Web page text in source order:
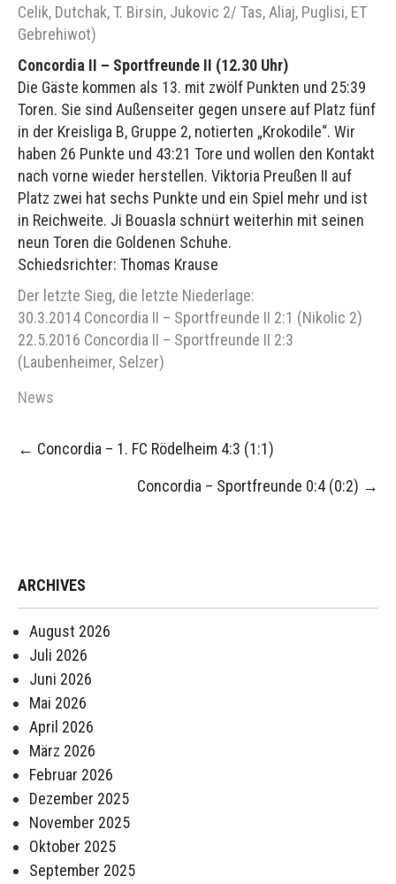
Celik, Dutchak, T. Birsin, Jukovic 2/ Tas, Aliaj, Puglisi, ET
Gebrehiwot)
Concordia II – Sportfreunde II (12.30 Uhr)
Die Gäste kommen als 13. mit zwölf Punkten und 25:39
Toren. Sie sind Außenseiter gegen unsere auf Platz fünf
in der Kreisliga B, Gruppe 2, notierten „Krokodile“. Wir
haben 26 Punkte und 43:21 Tore und wollen den Kontakt
nach vorne wieder herstellen. Viktoria Preußen II auf
Platz zwei hat sechs Punkte und ein Spiel mehr und ist
in Reichweite. Ji Bouasla schnürt weiterhin mit seinen
neun Toren die Goldenen Schuhe.
Schiedsrichter: Thomas Krause
Der letzte Sieg, die letzte Niederlage:
30.3.2014 Concordia II – Sportfreunde II 2:1 (Nikolic 2)
22.5.2016 Concordia II – Sportfreunde II 2:3
(Laubenheimer, Selzer)
News
Post
← Concordia – 1. FC Rödelheim 4:3 (1:1)
Concordia – Sportfreunde 0:4 (0:2) →
ARCHIVES
August 2026
Juli 2026
Juni 2026
Mai 2026
April 2026
März 2026
Februar 2026
Dezember 2025
November 2025
Oktober 2025
September 2025